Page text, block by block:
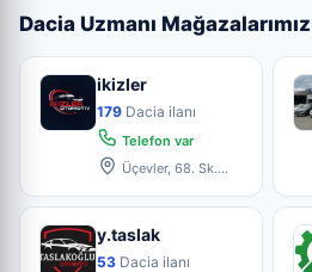
Dacia Uzmanı Mağazalarımız
ikizler
179 Dacia ilanı
Telefon var
Üçevler, 68. Sk.
Ni̇lüfer/Bur
y.taslak
53 Dacia ilanı